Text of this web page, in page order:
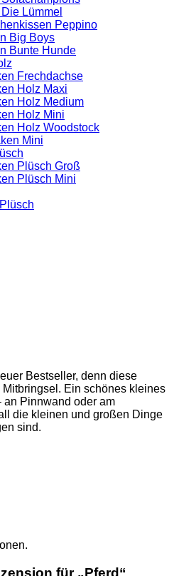
Lümmel
Peppino
Big Boys
Bunte Hunde
Frechdachse
Holz Maxi
Holz Medium
Holz Mini
Holz Woodstock
Mini
Plüsch Groß
Plüsch Mini
Bestseller, denn diese
Ein schönes kleines
an Pinnwand oder am
die kleinen und großen Dinge
sind.
für „Pferd“